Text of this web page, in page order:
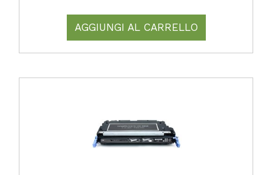
AGGIUNGI AL CARRELLO